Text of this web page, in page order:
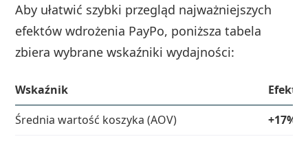
Aby ułatwić szybki przegląd najważniejszych
efektów wdrożenia PayPo, poniższa tabela
zbiera wybrane wskaźniki wydajności:
Wskaźnik
Efekt
Średnia wartość koszyka (AOV)
+17% i